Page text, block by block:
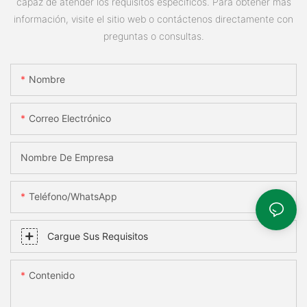
información, visite el sitio web o contáctenos directamente con
preguntas o consultas.
Nombre
Correo Electrónico
Nombre De Empresa
Teléfono/WhatsApp
Cargue Sus Requisitos
Contenido